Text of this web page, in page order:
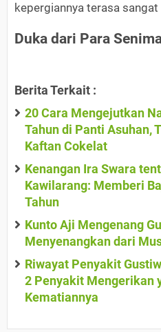
kepergiannya terasa
Duka dari Para
Berita Terkait :
20 Cara Mengejutkan
Tahun di Panti Asuhan,
Kaftan Cokelat
Kenangan Ira Swara
Kawilarang: Memberi
Tahun
Kunto Aji Mengenang
Menyenangkan dari
Riwayat Penyakit
2 Penyakit Mengerikan
Kematiannya